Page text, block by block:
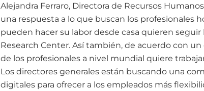
Alejandra Ferraro, Directora de Recursos
una respuesta a lo que buscan los profesionales
pueden hacer su labor desde casa quieren
Research Center. Así también, de acuerdo con
de los profesionales a nivel mundial quiere
Los directores generales están buscando una
digitales para ofrecer a los empleados más